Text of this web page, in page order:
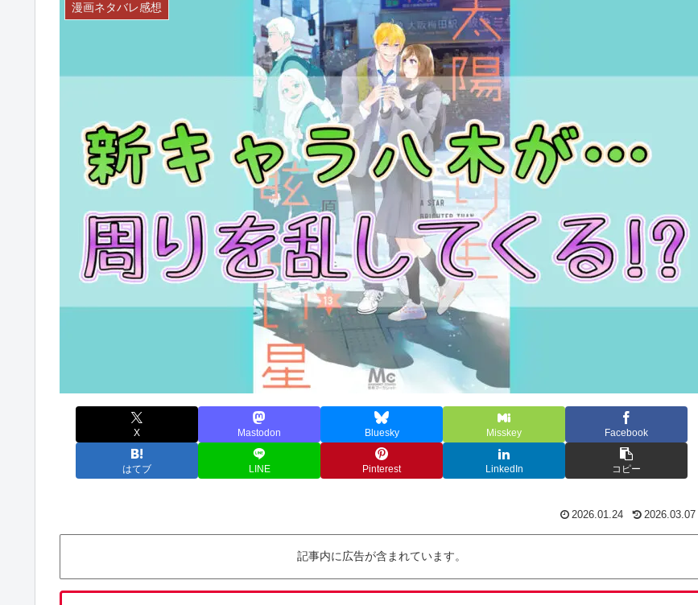
漫画ネタバレ感想
X Mastodon Bluesky Misskey Facebook
はてブ LINE Pinterest LinkedIn コピー
2026.01.24 2026.03.07
記事内に広告が含まれています。